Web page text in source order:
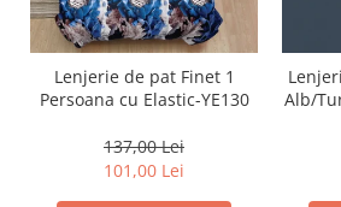
Lenjerie de pat Finet 1
Persoana cu Elastic-YE130
137,00 Lei
101,00 Lei
Alb/